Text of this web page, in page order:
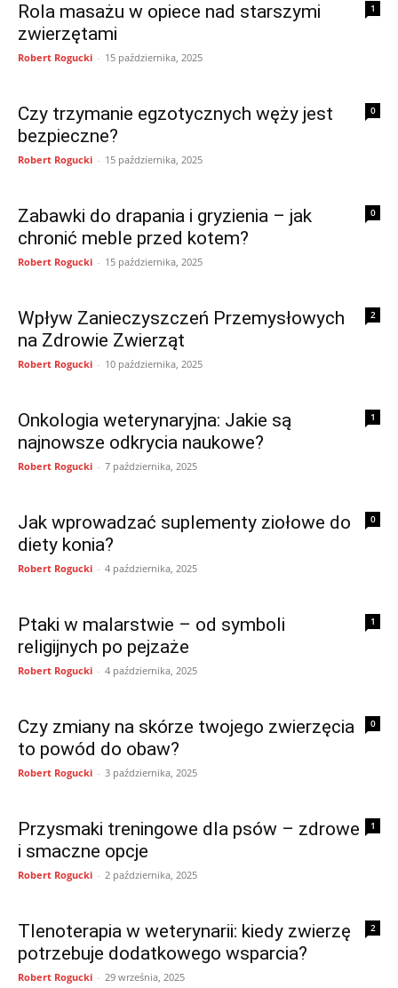
1
Rola masażu w opiece nad starszymi
zwierzętami
Robert Rogucki - 15 października, 2025
0
Czy trzymanie egzotycznych węży jest
bezpieczne?
Robert Rogucki - 15 października, 2025
0
Zabawki do drapania i gryzienia – jak
chronić meble przed kotem?
Robert Rogucki - 15 października, 2025
2
Wpływ Zanieczyszczeń Przemysłowych
na Zdrowie Zwierząt
Robert Rogucki - 10 października, 2025
1
Onkologia weterynaryjna: Jakie są
najnowsze odkrycia naukowe?
Robert Rogucki - 7 października, 2025
0
Jak wprowadzać suplementy ziołowe do
diety konia?
Robert Rogucki - 4 października, 2025
1
Ptaki w malarstwie – od symboli
religijnych po pejzaże
Robert Rogucki - 4 października, 2025
0
Czy zmiany na skórze twojego zwierzęcia
to powód do obaw?
Robert Rogucki - 3 października, 2025
1
Przysmaki treningowe dla psów – zdrowe
i smaczne opcje
Robert Rogucki - 2 października, 2025
2
Tlenoterapia w weterynarii: kiedy zwierzę
potrzebuje dodatkowego wsparcia?
Robert Rogucki - 29 września, 2025